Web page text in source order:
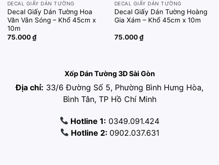
DECAL GIẤY DÁN TƯỜNG
Decal Giấy Dán Tường Hoa
Văn Vân Sóng – Khổ 45cm x
10m
75.000₫
DECAL GIẤY DÁN TƯỜNG
Decal Giấy Dán Tường Hoàng
Gia Xám – Khổ 45cm x 10m
75.000₫
Xốp Dán Tường 3D Sài Gòn
Địa chỉ: 33/6 Đường Số 5, Phường Bình Hưng Hòa,
Bình Tân, TP Hồ Chí Minh
Hotline 1: 0349.091.424
Hotline 2: 0902.037.631